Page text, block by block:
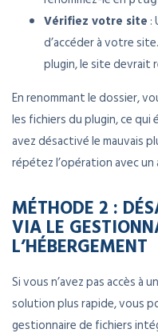
Vérifiez votre site :
d’accéder à votre
plugin, le site devrait
En renommant le dossier,
les fichiers du plugin, ce
avez désactivé le mauvais
répétez l’opération avec
MÉTHODE 2 :
VIA LE
L’HÉBERGEMENT
Si vous n’avez pas accès à
solution plus rapide, vous
gestionnaire de fichiers